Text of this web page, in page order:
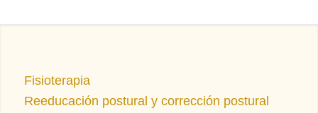
Fisioterapia
Reeducación postural y corrección postural